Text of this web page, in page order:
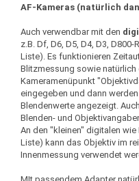
AF-Kameras (natürlich
Auch verwendbar mit den
z.B. Df, D6, D5, D4, D3, D800-
Liste). Es funktionieren
Blitzmessung sowie natürlich
Kameramenüpunkt
eingegeben und dann
Blendenwerte angezeigt.
Blenden- und
An den "kleinen" digitalen wie
Liste) kann das Objektiv im
Innenmessung verwendet